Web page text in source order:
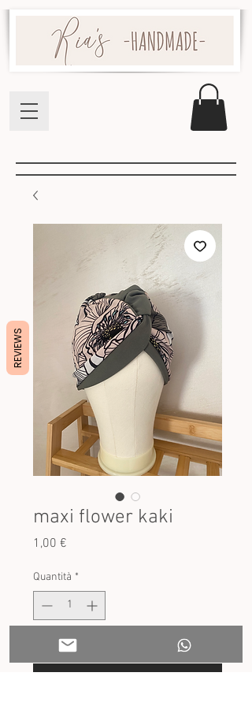
maxi flower kaki
1,00 €
Quantità *
Esaurito
REVIEWS